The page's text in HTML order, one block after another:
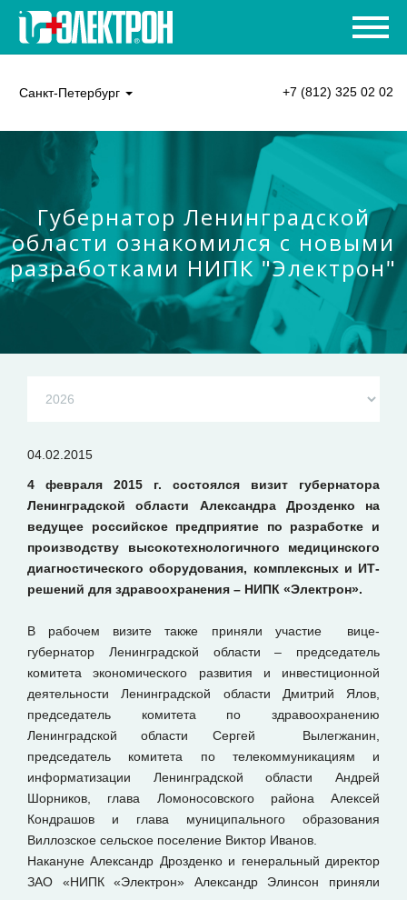
Санкт-Петербург +7 (812) 325 02 02
Губернатор Ленинградской
области ознакомился с новыми
разработками НИПК "Электрон"
04.02.2015
4 февраля 2015 г. состоялся визит губернатора
Ленинградской области Александра Дрозденко на
ведущее российское предприятие по разработке и
производству высокотехнологичного медицинского
диагностического оборудования, комплексных и ИТ-
решений для здравоохранения – НИПК «Электрон».
В рабочем визите также приняли участие вице-
губернатор Ленинградской области – председатель
комитета экономического развития и инвестиционной
деятельности Ленинградской области Дмитрий Ялов,
председатель комитета по здравоохранению
Ленинградской области Сергей Вылегжанин,
председатель комитета по телекоммуникациям и
информатизации Ленинградской области Андрей
Шорников, глава Ломоносовского района Алексей
Кондрашов и глава муниципального образования
Виллозское сельское поселение Виктор Иванов.
Накануне Александр Дрозденко и генеральный директор
ЗАО «НИПК «Электрон» Александр Элинсон приняли